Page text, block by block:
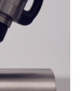
kann
mehr Kontrolle
ebenfalls neue
die Software
FACHPACK